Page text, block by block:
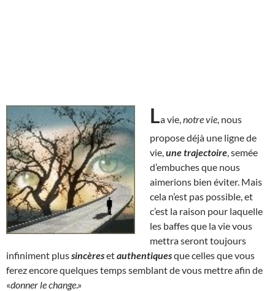
La vie, notre vie , nous
propose déjà une ligne de
vie, une trajectoire , semée
d’embuches que nous
aimerions bien éviter. Mais
cela n’est pas possible, et
c’est la raison pour laquelle
les baffes que la vie vous
mettra seront toujours
infiniment plussincèresetauthentiquesque celles que vous
ferez encore quelques temps semblant de vous mettre afin de
«donner le change.»